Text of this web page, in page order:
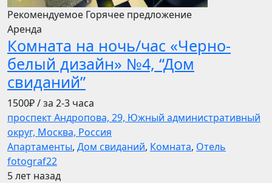
Рекомендуемое Горячее предложение
Аренда
Комната на ночь/час «Черно-
белый дизайн» №4, “Дом
свиданий”
1500₽/ за 2-3 часа
проспект Андропова, 29, Южный административный
округ, Москва, Россия
Апартаменты, Дом свиданий, Комната, Отель
fotograf22
5 лет назад